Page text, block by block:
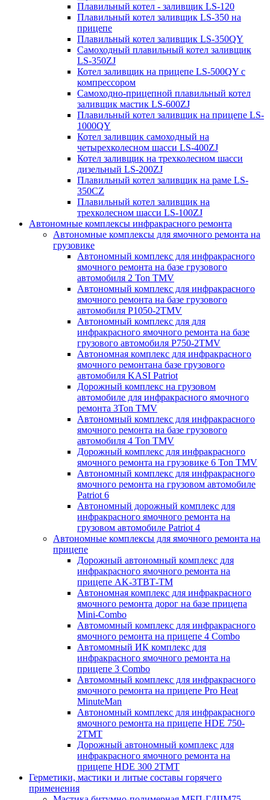
Плавильный котел - заливщик LS-120
Плавильный котел заливщик LS-350 на
прицепе
Плавильный котел заливщик LS-350QY
Самоходный плавильный котел заливщик
LS-350ZJ
Котел заливщик на прицепе LS-500QY с
компрессором
Самоходно-прицепной плавильный котел
заливщик мастик LS-600ZJ
Плавильный котел заливщик на прицепе LS-
1000QY
Котел заливщик самоходный на
четырехколесном шасси LS-400ZJ
Котел заливщик на трехколесном шасси
дизельный LS-200ZJ
Плавильный котел заливщик на раме LS-
350CZ
Плавильный котел заливщик на
трехколесном шасси LS-100ZJ
Автономные комплексы инфракрасного ремонта
Автономные комплексы для ямочного ремонта на
грузовике
Автономный комплекс для инфракрасного
ямочного ремонта на базе грузового
автомобиля 2 Ton TMV
Автономный комплекс для инфракрасного
ямочного ремонта на базе грузового
автомобиля P1050-2TMV
Автономный комплекс для для
инфракрасного ямочного ремонта на базе
грузового автомобиля P750-2TMV
Автономная комплекс для инфракрасного
ямочного ремонтана базе грузового
автомобиля KASI Patriot
Дорожный комплекс на грузовом
автомобиле для инфракрасного ямочного
ремонта 3Ton TMV
Автономный комплекс для инфракрасного
ямочного ремонта на базе грузового
автомобиля 4 Ton TMV
Дорожный комплекс для инфракрасного
ямочного ремонта на грузовике 6 Ton TMV
Автономный комплекс для инфракрасного
ямочного ремонта на грузовом автомобиле
Patriot 6
Автономный дорожный комплекс для
инфракрасного ямочного ремонта на
грузовом автомобиле Patriot 4
Автономные комплексы для ямочного ремонта на
прицепе
Дорожный автономный комплекс для
инфракрасного ямочного ремонта на
прицепе AK-3ТВТ-ТМ
Автономная комплекс для инфракрасного
ямочного ремонта дорог на базе прицепа
Mini-Combo
Автомомный комплекс для инфракрасного
ямочного ремонта на прицепе 4 Combo
Автомомный ИК комплекс для
инфракрасного ямочного ремонта на
прицепе 3 Combo
Автомомный комплекс для инфракрасного
ямочного ремонта на прицепе Pro Heat
MinuteMan
Автономный комплекс для инфракрасного
ямочного ремонта на прицепе HDE 750-
2TMT
Дорожный автономный комплекс для
инфракрасного ямочного ремонта на
прицепе HDE 300 2TMT
Герметики, мастики и литые составы горячего
применения